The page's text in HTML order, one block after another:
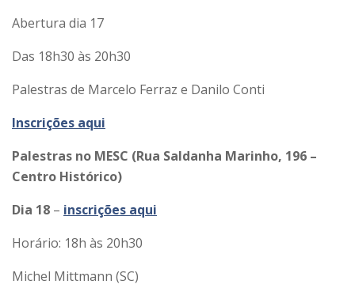
Abertura dia 17
Das 18h30 às 20h30
Palestras de Marcelo Ferraz e Danilo Conti
Inscrições aqui
Palestras no MESC (Rua Saldanha Marinho, 196 –
Centro Histórico)
Dia 18 – inscrições aqui
Horário: 18h às 20h30
Michel Mittmann (SC)